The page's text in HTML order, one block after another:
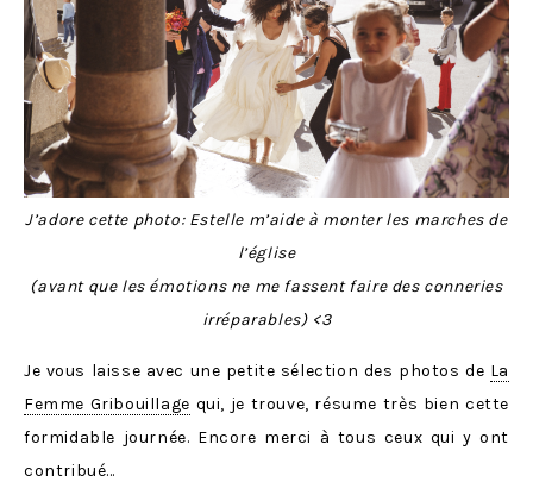
J’adore cette photo: Estelle m’aide à monter les marches de
l’église
(avant que les émotions ne me fassent faire des conneries
irréparables) <3
Je vous laisse avec une petite sélection des photos de La
Femme Gribouillage qui, je trouve, résume très bien cette
formidable journée. Encore merci à tous ceux qui y ont
contribué…